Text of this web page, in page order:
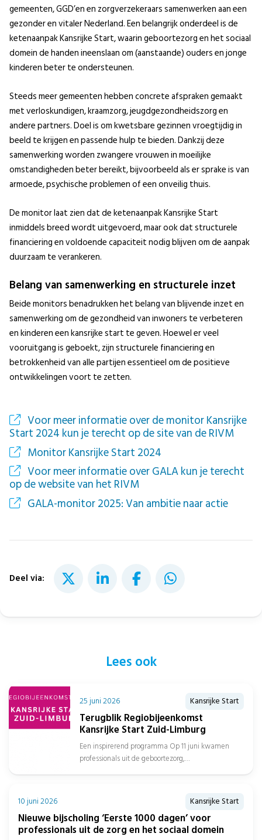
gemeenten, GGD’en en zorgverzekeraars samenwerken aan een
gezonder en vitaler Nederland. Een belangrijk onderdeel is de
ketenaanpak Kansrijke Start, waarin geboortezorg en het sociaal
domein de handen ineenslaan om (aanstaande) ouders en jonge
kinderen beter te ondersteunen.
Steeds meer gemeenten hebben concrete afspraken gemaakt
met verloskundigen, kraamzorg, jeugdgezondheidszorg en
andere partners. Doel is om kwetsbare gezinnen vroegtijdig in
beeld te krijgen en passende hulp te bieden. Dankzij deze
samenwerking worden zwangere vrouwen in moeilijke
omstandigheden beter bereikt, bijvoorbeeld als er sprake is van
armoede, psychische problemen of een onveilig thuis.
De monitor laat zien dat de ketenaanpak Kansrijke Start
inmiddels breed wordt uitgevoerd, maar ook dat structurele
financiering en voldoende capaciteit nodig blijven om de aanpak
duurzaam te verankeren.
Belang van samenwerking en structurele inzet
Beide monitors benadrukken het belang van blijvende inzet en
samenwerking om de gezondheid van inwoners te verbeteren
en kinderen een kansrijke start te geven. Hoewel er veel
vooruitgang is geboekt, zijn structurele financiering en
betrokkenheid van alle partijen essentieel om de positieve
ontwikkelingen voort te zetten.
Voor meer informatie over de monitor Kansrijke
Start 2024 kun je terecht op de site van de RIVM
Monitor Kansrijke Start 2024
Voor meer informatie over GALA kun je terecht
op de website van het RIVM
GALA-monitor 2025: Van ambitie naar actie
Deel via:
Lees ook
25 juni 2026 Kansrijke Start
Terugblik Regiobijeenkomst
Kansrijke Start Zuid-Limburg
Een inspirerend programma Op 11 juni kwamen
professionals uit de geboortezorg,
10 juni 2026 Kansrijke Start
Nieuwe bijscholing ‘Eerste 1000 dagen’ voor
professionals uit de zorg en het sociaal domein